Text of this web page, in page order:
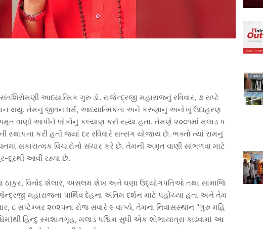
સંતશિરોમણી આધ્યાત્મિક ગુરુ ડૉ. રાજેન્દ્રજી મહારાજનું રવિવાર, ૭ સપ્ટે
થયું. તેમનું જીવન ધર્મ, આધ્યાત્મિકતા અને કરુણાનું અનોખું ઉદાહરણ
વાણી આપીને લોકોનું કલ્યાણ કરી રહ્યા હતા. તેમણે ૨૦૦૧માં મલાડ પ
સ્થાપના કરી હતી જ્યાં દર રવિવારે સત્સંગ યોજાય છે. ભક્તો ત્યાં રામનું
સકારાત્મક વિચારોનો સંચાર કરે છે. તેમની અમૃત વાણી સાંભળવા માટે
-દૂરથી આવી રહ્યા છે.
ઠાકુર, વિનોદ શેલાર, અસલમ શેખ અને ઘણા ઉદ્યોગપતિઓ તથા સામાજિ
મહારાજના પાર્થિવ દેહના અંતિમ દર્શન માટે પહોંચ્યા હતા અને તેમ
, ૮ સપ્ટેમ્બર ૨૦૨૫ના રોજ સવારે ૯ વાગ્યે, તેમના નિવાસસ્થાન "ગુરુ મહિ
)થી હિન્દુ સ્મશાનગૃહ, મલાડ પશ્ચિમ સુધી એક શોભાયાત્રા કાઢવામાં આ